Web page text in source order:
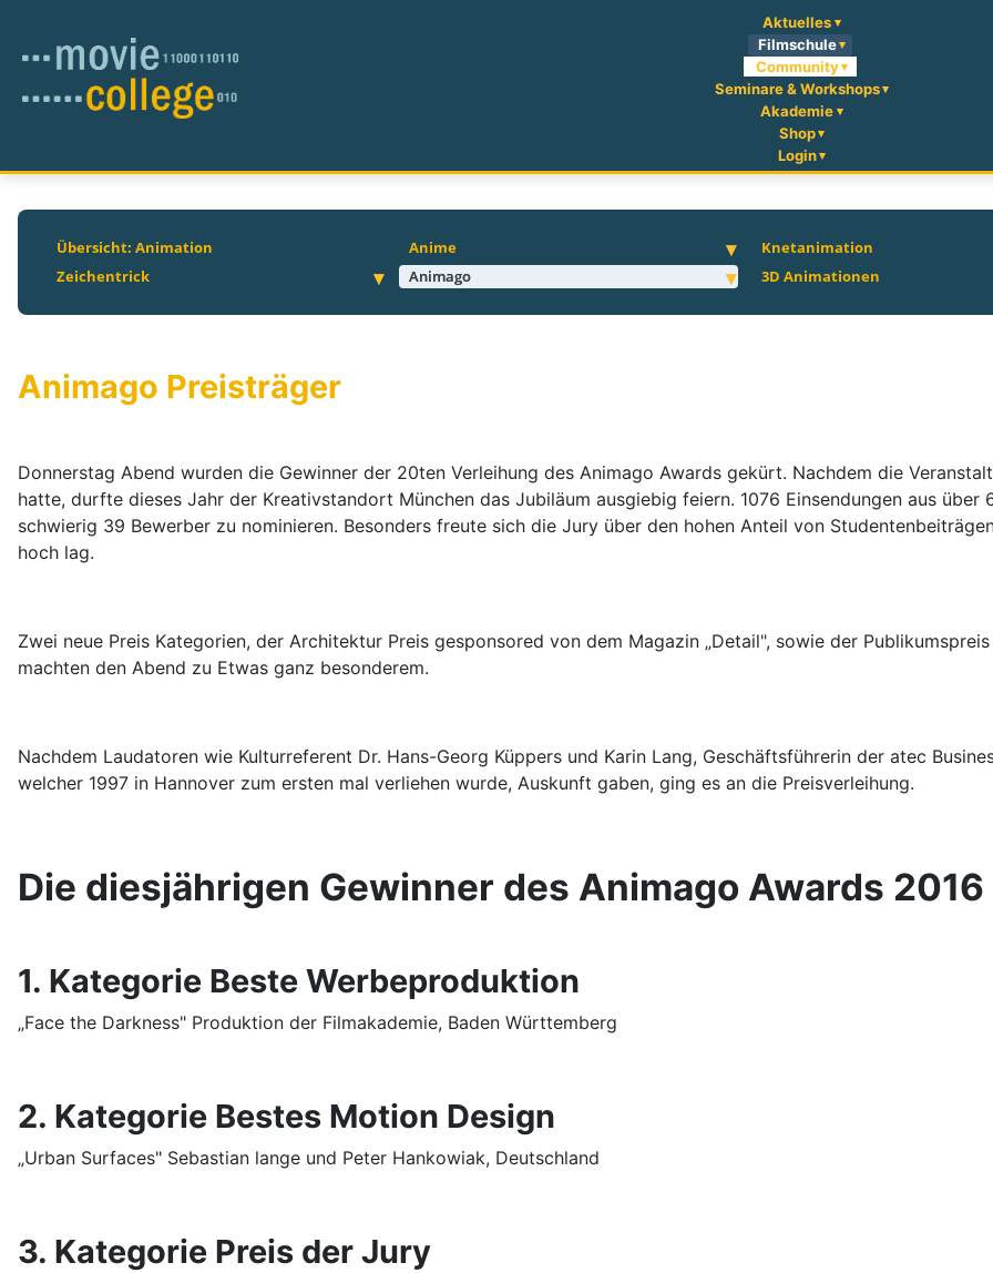
Aktuelles
Filmschule
Community
Seminare & Workshops
Akademie
Shop
Login
Übersicht: Animation Anime Knetanimation
Zeichentrick
Animago 3D Animationen
Animago Preisträger
Donnerstag Abend wurden die Gewinner der 20ten Verleihung des Animago Awards gekürt. Nachdem die
hatte, durfte dieses Jahr der Kreativstandort München das Jubiläum ausgiebig feiern. 1076 Einsendungen aus
schwierig 39 Bewerber zu nominieren. Besonders freute sich die Jury über den hohen Anteil von
hoch lag.
Zwei neue Preis Kategorien, der Architektur Preis gesponsored von dem Magazin „Detail", sowie der
machten den Abend zu Etwas ganz besonderem.
Nachdem Laudatoren wie Kulturreferent Dr. Hans-Georg Küppers und Karin Lang, Geschäftsführerin der atec
welcher 1997 in Hannover zum ersten mal verliehen wurde, Auskunft gaben, ging es an die Preisverleihung.
Die diesjährigen Gewinner des Animago Awards 2016
1. Kategorie Beste Werbeproduktion
„Face the Darkness" Produktion der Filmakademie, Baden Württemberg
2. Kategorie Bestes Motion Design
„Urban Surfaces" Sebastian lange und Peter Hankowiak, Deutschland
3. Kategorie Preis der Jury